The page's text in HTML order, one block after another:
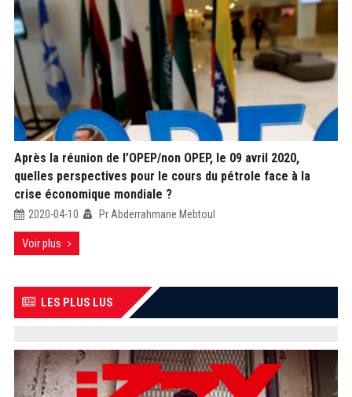
Après la réunion de l’OPEP/non OPEP, le 09 avril 2020,
quelles perspectives pour le cours du pétrole face à la
crise économique mondiale ?
2020-04-10 Pr Abderrahmane Mebtoul
Voir plus
LES PLUS LUS